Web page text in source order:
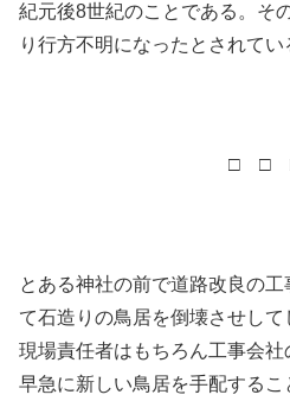
紀元後8世紀のことである。そ
り行方不明になったとされてい
□ □
とある神社の前で道路改良の
て石造りの鳥居を倒壊させして
現場責任者はもちろん工事会社
早急に新しい鳥居を手配するこ